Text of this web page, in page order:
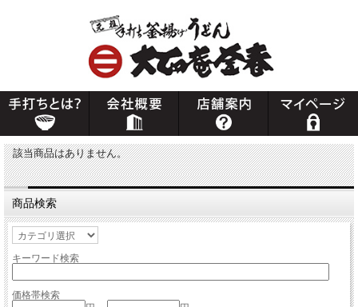
該当商品はありません。
商品検索
キーワード検索
価格帯検索